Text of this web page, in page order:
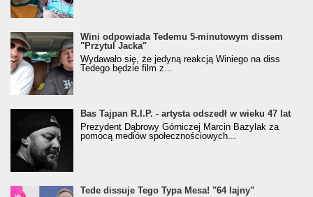
Wini odpowiada Tedemu 5-minutowym dissem
"Przytul Jacka"
Wydawało się, że jedyną reakcją Winiego na diss
Tedego będzie film z...
Bas Tajpan R.I.P. - artysta odszedł w wieku 47 lat
Prezydent Dąbrowy Górniczej Marcin Bazylak za
pomocą mediów społecznościowych...
Tede dissuje Tego Typa Mesa! "64 lajny"